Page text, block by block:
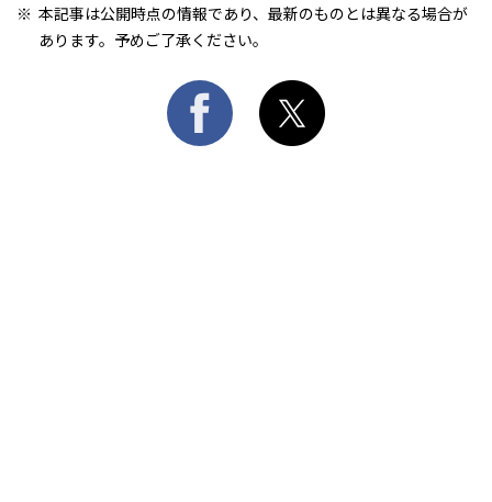
本記事は公開時点の情報であり、最新のものとは異なる場合が
あります。予めご了承ください。